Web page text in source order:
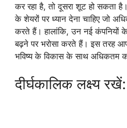
कर रहा है, तो दूसरा शूट हो सकता
के शेयरों पर ध्यान देना चाहिए जो
करते हैं। हालांकि, उन नई
बढ़ने पर भरोसा करते हैं। इस तरह
भविष्य के विकास के साथ अधिकतम
दीर्घकालिक लक्ष्य रखें: